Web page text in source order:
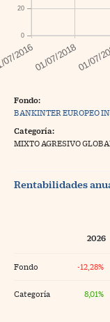
0
20
Fondo:
BANKINTER EUROPEO
Categoría:
MIXTO AGRESIVO
Rentabilidades
2026
Fondo -12,28%
Categoría 8,01%